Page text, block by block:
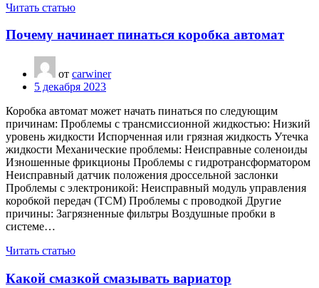
Читать статью
Почему начинает пинаться коробка автомат
от carwiner
5 декабря 2023
Коробка автомат может начать пинаться по следующим
причинам: Проблемы с трансмиссионной жидкостью: Низкий
уровень жидкости Испорченная или грязная жидкость Утечка
жидкости Механические проблемы: Неисправные соленоиды
Изношенные фрикционы Проблемы с гидротрансформатором
Неисправный датчик положения дроссельной заслонки
Проблемы с электроникой: Неисправный модуль управления
коробкой передач (TCM) Проблемы с проводкой Другие
причины: Загрязненные фильтры Воздушные пробки в
системе…
Читать статью
Какой смазкой смазывать вариатор